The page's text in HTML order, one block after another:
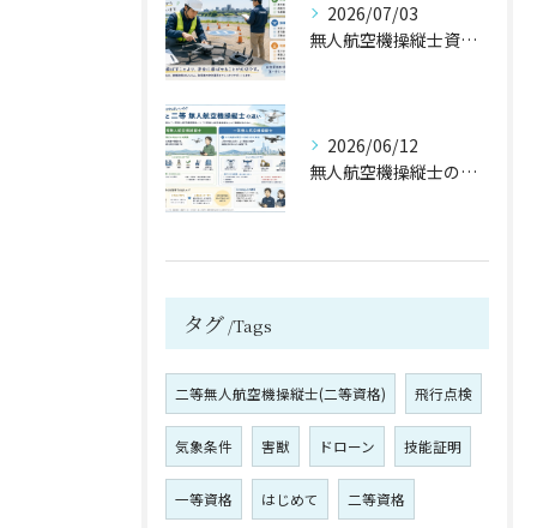
2026/07/03
無人航空機操縦士資格の保有メリットは③／３【宮城県仙台市・名取市 ドローンスクール】
2026/06/12
無人航空機操縦士の資格保有のメリットは？②／３【宮城県仙台市・名取市 ドローンスクール】
タグ Tags
二等無人航空機操縦士(二等資格) 飛行点検
気象条件 害獣 ドローン 技能証明
一等資格 はじめて 二等資格